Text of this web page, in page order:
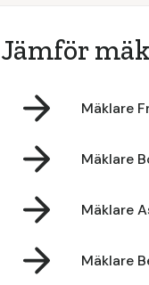
Jämför
Mäklare
Mäklare
Mäklare
Mäklare